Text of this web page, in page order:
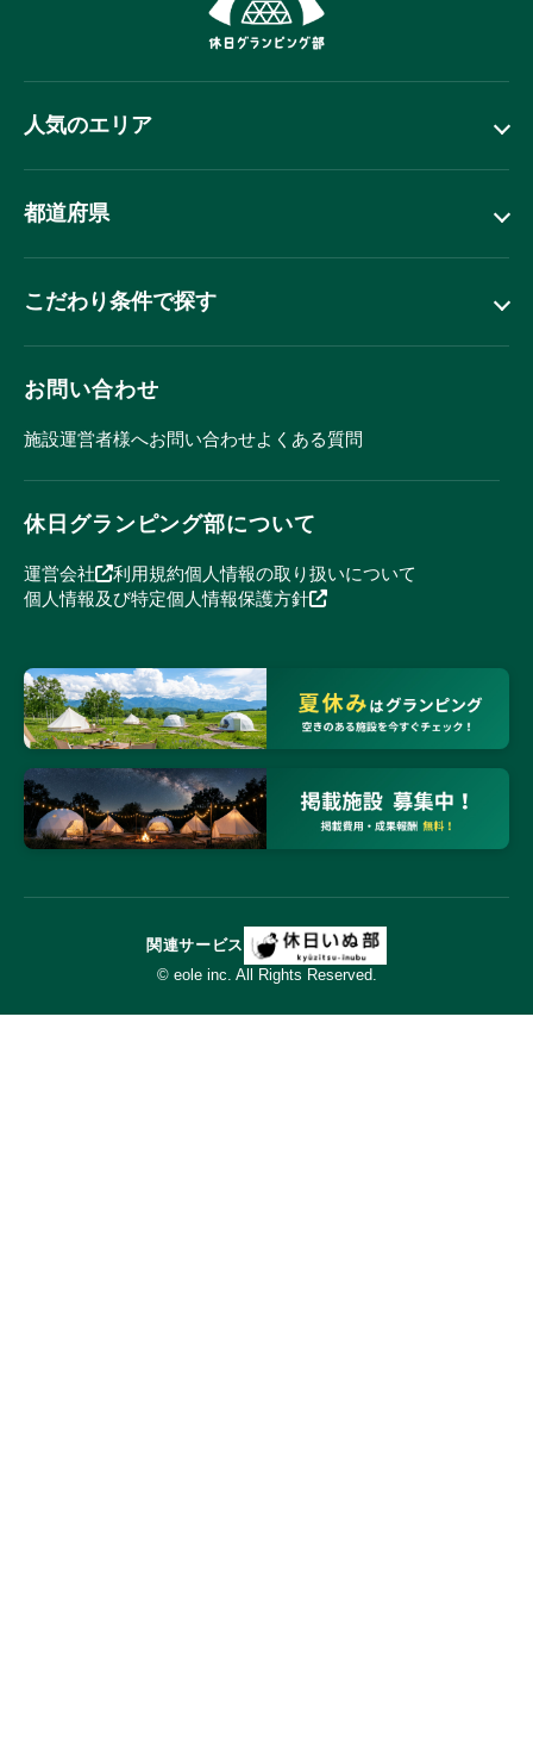
人気のエリア
都道府県
こだわり条件で探す
お問い合わせ
施設運営者様へお問い合わせよくある質問
休日グランピング部について
運営会社 利用規約個人情報の取り扱いについて
個人情報及び特定個人情報保護方針
関連サービス
© eole inc. All Rights Reserved.